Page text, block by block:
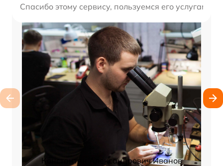
Спасибо этому сервису, пользуемся его
Константин Александрович Иванов